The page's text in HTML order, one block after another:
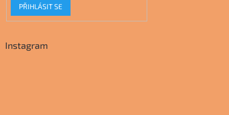
PŘIHLÁSIT SE
Instagram